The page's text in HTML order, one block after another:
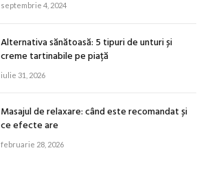
septembrie 4, 2024
Alternativa sănătoasă: 5 tipuri de unturi și
creme tartinabile pe piață
iulie 31, 2026
Masajul de relaxare: când este recomandat și
ce efecte are
februarie 28, 2026